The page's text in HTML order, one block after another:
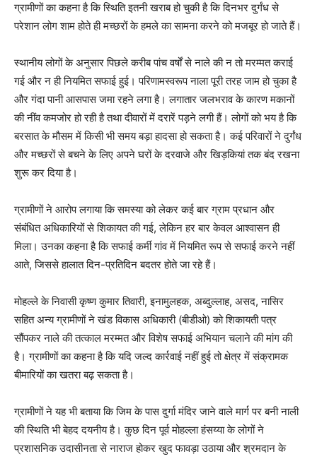
ग्रामीणों का कहना है कि स्थिति इतनी खराब हो चुकी है कि दिनभर दुर्गंध से
परेशान लोग शाम होते ही मच्छरों के हमले का सामना करने को मजबूर हो जाते हैं।
स्थानीय लोगों के अनुसार पिछले करीब पांच वर्षों से नाले की न तो मरम्मत कराई
गई और न ही नियमित सफाई हुई। परिणामस्वरूप नाला पूरी तरह जाम हो चुका है
और गंदा पानी आसपास जमा रहने लगा है। लगातार जलभराव के कारण मकानों
की नींव कमजोर हो रही है तथा दीवारों में दरारें पड़ने लगी हैं। लोगों को भय है कि
बरसात के मौसम में किसी भी समय बड़ा हादसा हो सकता है। कई परिवारों ने दुर्गंध
और मच्छरों से बचने के लिए अपने घरों के दरवाजे और खिड़कियां तक बंद रखना
शुरू कर दिया है।
ग्रामीणों ने आरोप लगाया कि समस्या को लेकर कई बार ग्राम प्रधान और
संबंधित अधिकारियों से शिकायत की गई, लेकिन हर बार केवल आश्वासन ही
मिला। उनका कहना है कि सफाई कर्मी गांव में नियमित रूप से सफाई करने नहीं
आते, जिससे हालात दिन-प्रतिदिन बदतर होते जा रहे हैं।
मोहल्ले के निवासी कृष्ण कुमार तिवारी, इनामुलहक, अब्दुल्लाह, असद, नासिर
सहित अन्य ग्रामीणों ने खंड विकास अधिकारी (बीडीओ) को शिकायती पत्र
सौंपकर नाले की तत्काल मरम्मत और विशेष सफाई अभियान चलाने की मांग की
है। ग्रामीणों का कहना है कि यदि जल्द कार्रवाई नहीं हुई तो क्षेत्र में संक्रामक
बीमारियों का खतरा बढ़ सकता है।
ग्रामीणों ने यह भी बताया कि जिम के पास दुर्गा मंदिर जाने वाले मार्ग पर बनी नाली
की स्थिति भी बेहद दयनीय है। कुछ दिन पूर्व मोहल्ला हंसय्या के लोगों ने
प्रशासनिक उदासीनता से नाराज होकर खुद फावड़ा उठाया और श्रमदान के